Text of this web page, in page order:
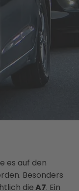
es auf den
Besonders
dieA7. Ein